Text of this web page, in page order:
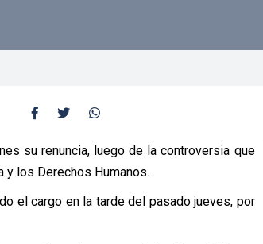
su renuncia, luego de la controversia que
los Derechos Humanos.
el cargo en la tarde del pasado jueves, por